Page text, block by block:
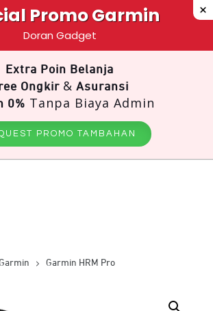
Garmin HRM Pro
Promo Garmin
Doran Gadget
Extra Poin Belanja
Ongkir & Asuransi
0% Tanpa Biaya Admin
PROMO TAMBAHAN